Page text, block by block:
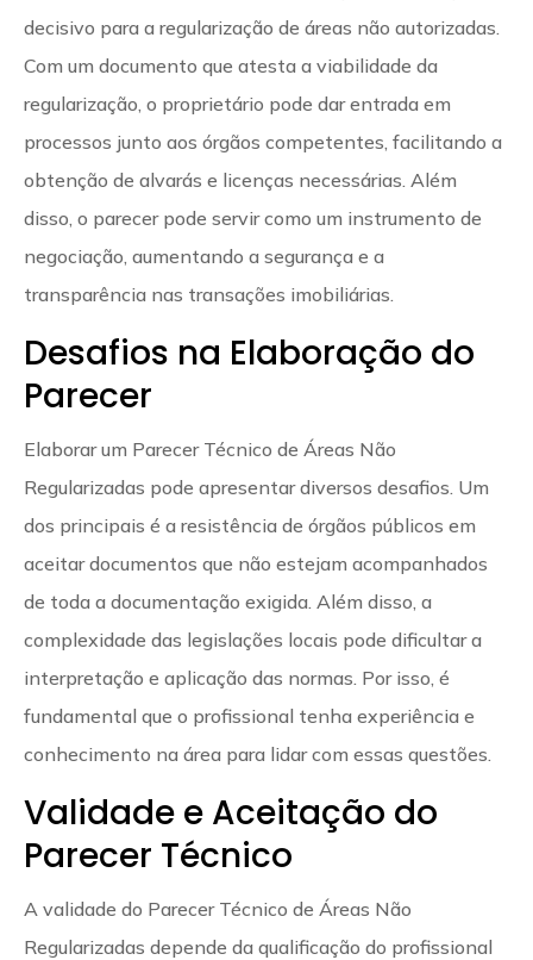
decisivo para a regularização de áreas não autorizadas.
Com um documento que atesta a viabilidade da
regularização, o proprietário pode dar entrada em
processos junto aos órgãos competentes, facilitando a
obtenção de alvarás e licenças necessárias. Além
disso, o parecer pode servir como um instrumento de
negociação, aumentando a segurança e a
transparência nas transações imobiliárias.
Desafios na Elaboração do
Parecer
Elaborar um Parecer Técnico de Áreas Não
Regularizadas pode apresentar diversos desafios. Um
dos principais é a resistência de órgãos públicos em
aceitar documentos que não estejam acompanhados
de toda a documentação exigida. Além disso, a
complexidade das legislações locais pode dificultar a
interpretação e aplicação das normas. Por isso, é
fundamental que o profissional tenha experiência e
conhecimento na área para lidar com essas questões.
Validade e Aceitação do
Parecer Técnico
A validade do Parecer Técnico de Áreas Não
Regularizadas depende da qualificação do profissional